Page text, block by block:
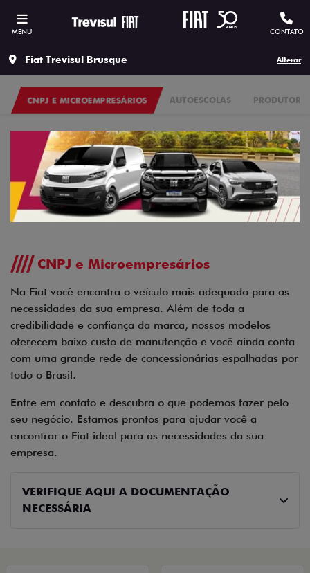
MENU CONTATO
Fiat Trevisul Brusque Alterar
CNPJ E MICROEMPRESÁRIOS AUTOESCOLAS
CNPJ e Microempresários
Na Fiat você encontra o veículo mais adequado para as
necessidades da sua empresa. Além de toda a
credibilidade e confiança da marca, nossos modelos
oferecem baixo custo de manutenção e você ainda conta
com uma grande rede de concessionárias espalhadas por
todo o Brasil.
Entre em contato e descubra o que podemos fazer pelo
seu negócio. Estamos prontos para ajudar você a
encontrar o Fiat ideal para as necessidades da sua
empresa.
VERIFIQUE AQUI A DOCUMENTAÇÃO
NECESSÁRIA